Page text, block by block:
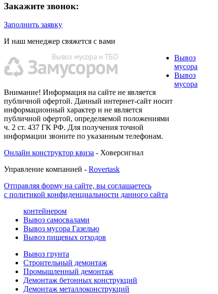
Закажите звонок:
Заполнить заявку
И наш менеджер свяжется с вами
Внимание! Информация на сайте не является
публичной офертой. Данный интернет-сайт носит
информационный характер и не является
публичной офертой, определяемой положениями
ч. 2 ст. 437 ГК РФ. Для получения точной
информации звоните по указанным телефонам.
Онлайн конструктор квиза - Ховерсигнал
Управление компанией - Rovertask
Отправляя форму на сайте, вы соглашаетесь
с политикой конфиденциальности данного сайта
Вывоз
мусора
Вывоз
мусора
контейнером
Вывоз самосвалами
Вывоз мусора Газелью
Вывоз пищевых отходов
Вывоз грунта
Строительный демонтаж
Промышленный демонтаж
Демонтаж бетонных конструкций
Демонтаж металлоконструкций